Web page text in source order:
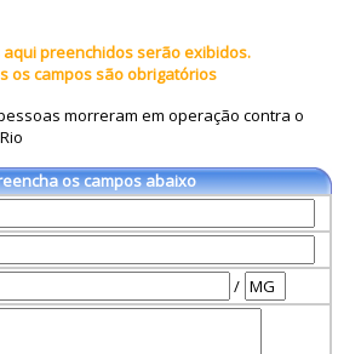
aqui preenchidos serão exibidos.
os campos são obrigatórios
morreram em operação contra o
os campos abaixo
/